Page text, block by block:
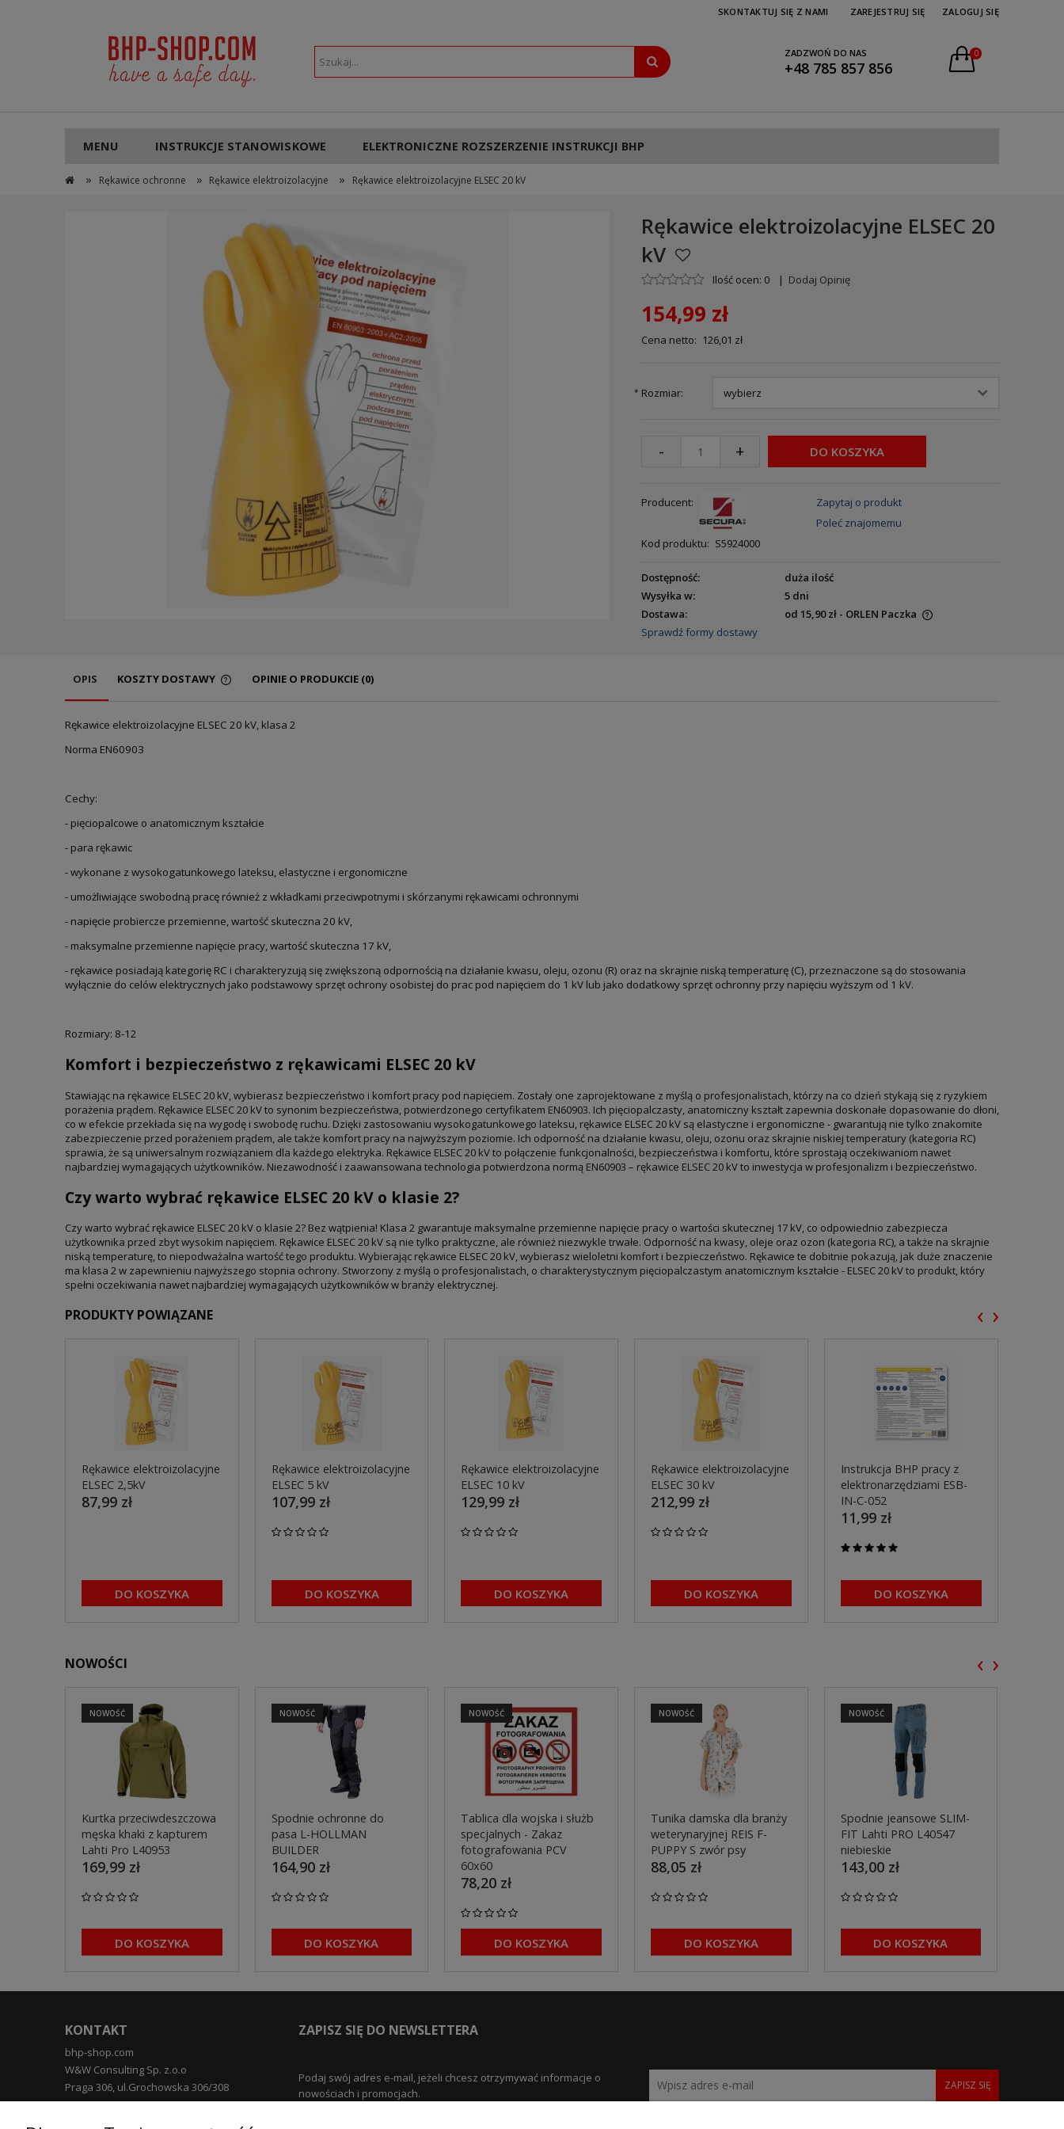
ZAREJESTRUJ SIĘ ZALOGUJ SIĘ
SKONTAKTUJ SIĘ Z NAMI
ZADZWOŃ DO NAS
+48 785 857 856
0
MENU INSTRUKCJE STANOWISKOWE ELEKTRONICZNE ROZSZERZENIE INSTRUKCJI BHP
» Rękawice ochronne » Rękawice elektroizolacyjne » Rękawice elektroizolacyjne ELSEC 20 kV
Rękawice elektroizolacyjne ELSEC 20
kV
Ilość ocen: 0 | Dodaj Opinię
154,99 zł
Cena netto: 126,01 zł
* Rozmiar:
- + DO KOSZYKA
Producent:
Kod produktu: S5924000
Zapytaj o produkt
Poleć znajomemu
Dostępność:
duża ilość
Wysyłka w:
5 dni
Dostawa:
od 15,90 zł - ORLEN Paczka
Sprawdź formy dostawy
OPIS KOSZTY DOSTAWY OPINIE O PRODUKCIE (0)
Rękawice elektroizolacyjne ELSEC 20 kV, klasa 2
Norma EN60903
Cechy:
- pięciopalcowe o anatomicznym kształcie
- para rękawic
- wykonane z wysokogatunkowego lateksu, elastyczne i ergonomiczne
- umożliwiające swobodną pracę również z wkładkami przeciwpotnymi i skórzanymi rękawicami ochronnymi
- napięcie probiercze przemienne, wartość skuteczna 20 kV,
- maksymalne przemienne napięcie pracy, wartość skuteczna 17 kV,
- rękawice posiadają kategorię RC i charakteryzują się zwiększoną odpornością na działanie kwasu, oleju, ozonu (R) oraz na skrajnie niską temperaturę (C), przeznaczone są do stosowania
wyłącznie do celów elektrycznych jako podstawowy sprzęt ochrony osobistej do prac pod napięciem do 1 kV lub jako dodatkowy sprzęt ochronny przy napięciu wyższym od 1 kV.
Rozmiary: 8-12
Komfort i bezpieczeństwo z rękawicami ELSEC 20 kV
Stawiając na rękawice ELSEC 20 kV, wybierasz bezpieczeństwo i komfort pracy pod napięciem. Zostały one zaprojektowane z myślą o profesjonalistach, którzy na co dzień stykają się z ryzykiem
porażenia prądem. Rękawice ELSEC 20 kV to synonim bezpieczeństwa, potwierdzonego certyfikatem EN60903. Ich pięciopalczasty, anatomiczny kształt zapewnia doskonałe dopasowanie do dłoni,
co w efekcie przekłada się na wygodę i swobodę ruchu. Dzięki zastosowaniu wysokogatunkowego lateksu, rękawice ELSEC 20 kV są elastyczne i ergonomiczne - gwarantują nie tylko znakomite
zabezpieczenie przed porażeniem prądem, ale także komfort pracy na najwyższym poziomie. Ich odporność na działanie kwasu, oleju, ozonu oraz skrajnie niskiej temperatury (kategoria RC)
sprawia, że są uniwersalnym rozwiązaniem dla każdego elektryka. Rękawice ELSEC 20 kV to połączenie funkcjonalności, bezpieczeństwa i komfortu, które sprostają oczekiwaniom nawet
najbardziej wymagających użytkowników. Niezawodność i zaawansowana technologia potwierdzona normą EN60903 – rękawice ELSEC 20 kV to inwestycja w profesjonalizm i bezpieczeństwo.
Czy warto wybrać rękawice ELSEC 20 kV o klasie 2?
Czy warto wybrać rękawice ELSEC 20 kV o klasie 2? Bez wątpienia! Klasa 2 gwarantuje maksymalne przemienne napięcie pracy o wartości skutecznej 17 kV, co odpowiednio zabezpiecza
użytkownika przed zbyt wysokim napięciem. Rękawice ELSEC 20 kV są nie tylko praktyczne, ale również niezwykle trwałe. Odporność na kwasy, oleje oraz ozon (kategoria RC), a także na skrajnie
niską temperaturę, to niepodważalna wartość tego produktu. Wybierając rękawice ELSEC 20 kV, wybierasz wieloletni komfort i bezpieczeństwo. Rękawice te dobitnie pokazują, jak duże znaczenie
ma klasa 2 w zapewnieniu najwyższego stopnia ochrony. Stworzony z myślą o profesjonalistach, o charakterystycznym pięciopalczastym anatomicznym kształcie - ELSEC 20 kV to produkt, który
spełni oczekiwania nawet najbardziej wymagających użytkowników w branży elektrycznej.
PRODUKTY POWIĄZANE
Rękawice elektroizolacyjne
ELSEC 2,5kV
87,99 zł
DO KOSZYKA
Rękawice elektroizolacyjne
ELSEC 5 kV
107,99 zł
DO KOSZYKA
Rękawice elektroizolacyjne
ELSEC 10 kV
129,99 zł
DO KOSZYKA
Rękawice elektroizolacyjne
ELSEC 30 kV
212,99 zł
DO KOSZYKA
Instrukcja BHP pracy z
elektronarzędziami ESB-
IN-C-052
11,99 zł
DO KOSZYKA
‹ ›
NOWOŚCI
Kurtka przeciwdeszczowa
męska khaki z kapturem
Lahti Pro L40953
169,99 zł
DO KOSZYKA
NOWOŚĆ
Spodnie ochronne do
pasa L-HOLLMAN
BUILDER
164,90 zł
DO KOSZYKA
NOWOŚĆ
Tablica dla wojska i służb
specjalnych - Zakaz
fotografowania PCV
60x60
78,20 zł
DO KOSZYKA
NOWOŚĆ
Tunika damska dla branży
weterynaryjnej REIS F-
PUPPY S zwór psy
88,05 zł
DO KOSZYKA
NOWOŚĆ
Spodnie jeansowe SLIM-
FIT Lahti PRO L40547
niebieskie
143,00 zł
DO KOSZYKA
NOWOŚĆ
‹ ›
KONTAKT
bhp-shop.com
W&W Consulting Sp. z.o.o
Praga 306, ul.Grochowska 306/308
03-840 Warszawa
ZAPISZ SIĘ DO NEWSLETTERA
Podaj swój adres e-mail, jeżeli chcesz otrzymywać informacje o
nowościach i promocjach.
ZAPISZ SIĘ